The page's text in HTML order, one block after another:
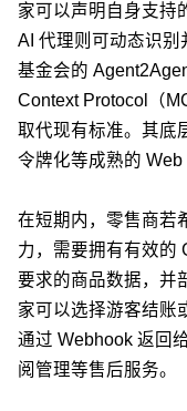
家可以声明自身支持
AI 代理则可动态识
基金会的
Context Protocol（
取代现有标准。其底
令牌化等成熟的 Web
在短期内，零售商若
力，需要拥有有效的
要求的商品数据，并
家可以选择游客结账
通过 Webhook 返回
阅管理等售后服务。